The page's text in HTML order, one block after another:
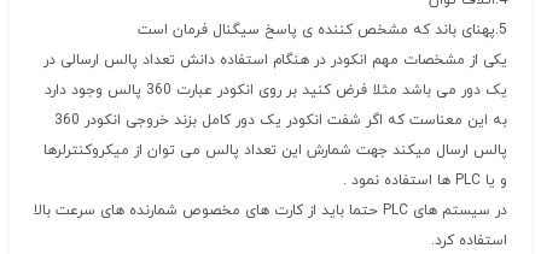
5.پهنای باند که مشخص کننده ی پاسخ سیگنال فرمان است
یکی از مشخصات مهم انکودر در هنگام استفاده دانش تعداد پالس ارسالی در
یک دور می باشد مثلا فرض کنید بر روی انکودر عبارت 360 پالس وجود دارد
به این معناست که اگر شفت انکودر یک دور کامل بزند خروجی انکودر 360
پالس ارسال میکند جهت شمارش این تعداد پالس می توان از میکروکنترلرها
و یا PLC ها استفاده نمود .
در سیستم های PLC حتما باید از کارت های مخصوص شمارنده های سرعت بالا
استفاده کرد.